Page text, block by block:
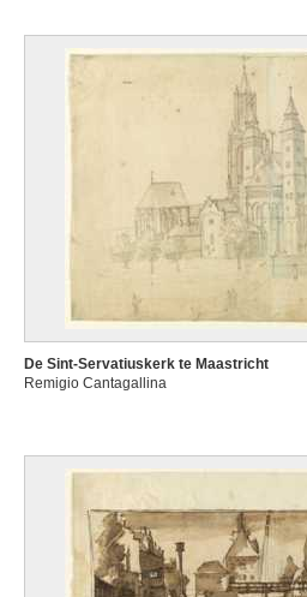
De Sint-Servatiuskerk te Maastricht
Remigio Cantagallina